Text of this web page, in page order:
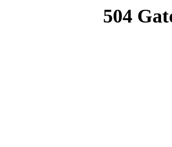
504